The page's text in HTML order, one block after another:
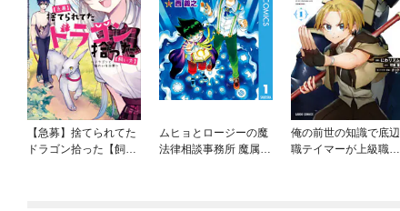
【急募】捨てられてた
ドラゴン拾った【飼い
ムヒョとロージーの魔
法律相談事務所 魔属魔
俺の前世の知識で底辺
職テイマーが上級職に